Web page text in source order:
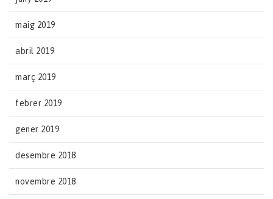
maig 2019
abril 2019
març 2019
febrer 2019
gener 2019
desembre 2018
novembre 2018